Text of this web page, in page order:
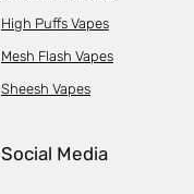
High Puffs Vapes
Mesh Flash Vapes
Sheesh Vapes
Social Media